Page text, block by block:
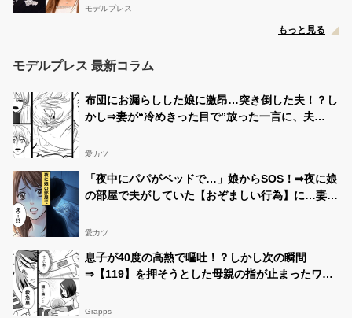
モデルプレス
もっと見る
モデルプレス 最新コラム
布団にお漏らしした娘に激昂…突き倒した夫！？し
かし⇒妻が“冷めきった目で”放った一言に、夫
愛カツ
「夜中にパパがベッドで…」娘からSOS！⇒夜に娘
の部屋で夫がしていた【おぞましい行為】に…妻
愛カツ
息子が40度の高熱で嘔吐！？しかし次の瞬間
⇒【119】を押そうとした母親の指が止まったワ
Grapps